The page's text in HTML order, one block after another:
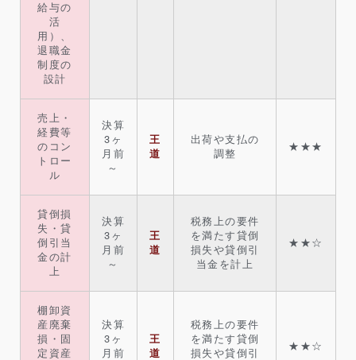
給与の
活
用）、
退職金
制度の
設計
売上・
経費等
のコン
トロー
ル
決算
3ヶ
月前
～
王
道
出荷や支払の
調整
★★★
貸倒損
失・貸
倒引当
金の計
上
決算
3ヶ
月前
～
王
道
税務上の要件
を満たす貸倒
損失や貸倒引
当金を計上
★★☆
棚卸資
産廃棄
損・固
定資産
決算
3ヶ
月前
王
道
税務上の要件
を満たす貸倒
損失や貸倒引
★★☆